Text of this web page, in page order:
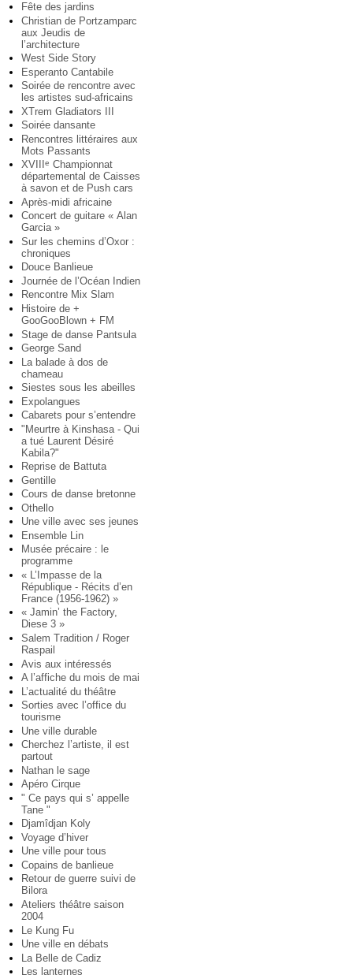
Fête des jardins
Christian de Portzamparc
aux Jeudis de
l’architecture
West Side Story
Esperanto Cantabile
Soirée de rencontre avec
les artistes sud-africains
XTrem Gladiators III
Soirée dansante
Rencontres littéraires aux
Mots Passants
XVIII
e Championnat
départemental de Caisses
à savon et de Push cars
Après-midi africaine
Concert de guitare « Alan
Garcia »
Sur les chemins d’Oxor :
chroniques
Douce Banlieue
Journée de l’Océan Indien
Rencontre Mix Slam
Histoire de +
GooGooBlown + FM
Stage de danse Pantsula
George Sand
La balade à dos de
chameau
Siestes sous les abeilles
Expolangues
Cabarets pour s’entendre
"Meurtre à Kinshasa - Qui
a tué Laurent Désiré
Kabila?"
Reprise de Battuta
Gentille
Cours de danse bretonne
Othello
Une ville avec ses jeunes
Ensemble Lin
Musée précaire : le
programme
« L’Impasse de la
République - Récits d’en
France (1956-1962) »
« Jamin’ the Factory,
Diese 3 »
Salem Tradition / Roger
Raspail
Avis aux intéressés
A l’affiche du mois de mai
L’actualité du théâtre
Sorties avec l’office du
tourisme
Une ville durable
Cherchez l’artiste, il est
partout
Nathan le sage
Apéro Cirque
" Ce pays qui s’ appelle
Tane "
Djamîdjan Koly
Voyage d’hiver
Une ville pour tous
Copains de banlieue
Retour de guerre suivi de
Bilora
Ateliers théâtre saison
2004
Le Kung Fu
Une ville en débats
La Belle de Cadiz
Les lanternes